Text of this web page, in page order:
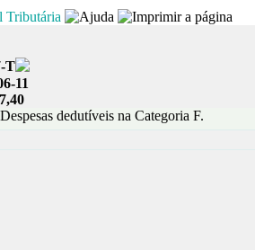
Tributária
T
11
dedutíveis na Categoria F.